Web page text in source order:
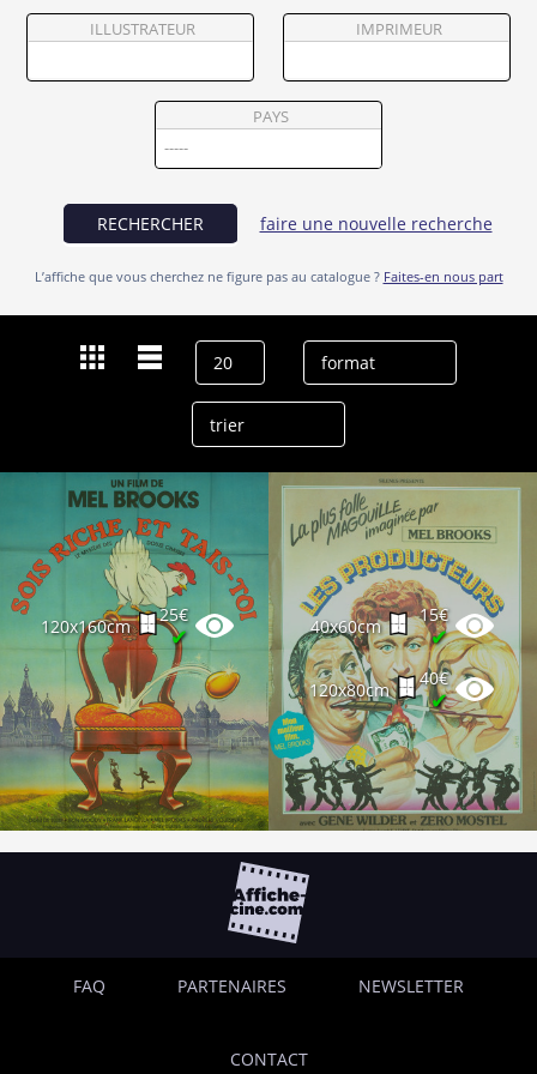
Vendre
ILLUSTRATEUR IMPRIMEUR
PAYS
RECHERCHER faire une nouvelle recherche
L’affiche que vous cherchez ne figure pas au catalogue ? Faites-en nous part
120x160cm
25€
✔ 40x60cm
15€
✔
120x80cm
40€
✔
FAQ PARTENAIRES NEWSLETTER
CONTACT